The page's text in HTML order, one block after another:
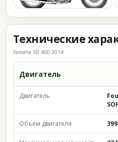
Технические
Yamaha SR 400 2014
Двигатель
Двигатель
Объём двигателя